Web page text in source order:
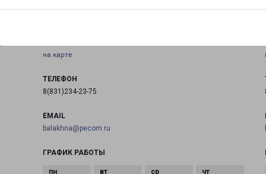
на карте
ТЕЛЕФОН
8(831)234-23-75
EMAIL
balakhna@pecom.ru
ГРАФИК РАБОТЫ